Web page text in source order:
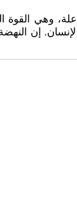
وهي القوة
لإنسان. إن